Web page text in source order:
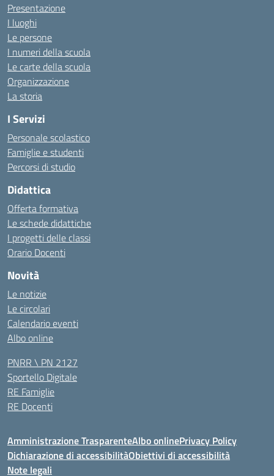
Presentazione
I luoghi
Le persone
I numeri della scuola
Le carte della scuola
Organizzazione
La storia
I Servizi
Personale scolastico
Famiglie e studenti
Percorsi di studio
Didattica
Offerta formativa
Le schede didattiche
I progetti delle classi
Orario Docenti
Novità
Le notizie
Le circolari
Calendario eventi
Albo online
PNRR \ PN 2127
Sportello Digitale
RE Famiglie
RE Docenti
Amministrazione TrasparenteAlbo onlinePrivacy Policy
Dichiarazione di accessibilitàObiettivi di accessibilità
Note legali